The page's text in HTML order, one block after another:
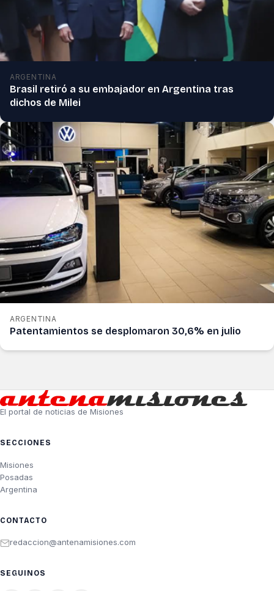
ARGENTINA
Brasil retiró a su embajador en Argentina tras
dichos de Milei
ARGENTINA
Patentamientos se desplomaron 30,6% en julio
El portal de noticias de Misiones
SECCIONES
Misiones
Posadas
Argentina
CONTACTO
redaccion@antenamisiones.com
SEGUINOS